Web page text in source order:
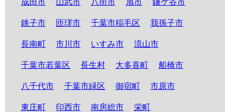
成田市 山武市 八街市 旭市 鎌ケ谷市
銚子市 匝瑳市 千葉市稲毛区 我孫子市
長南町 市川市 いすみ市 流山市
千葉市若葉区 長生村 大多喜町 船橋市
八千代市 千葉市緑区 御宿町 市原市
東庄町 印西市 南房総市 栄町